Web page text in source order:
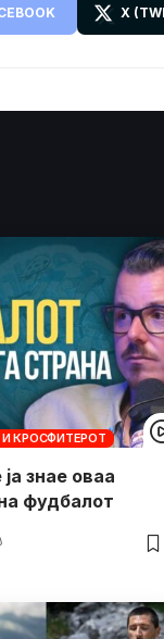
X
И КРОСФИТЕРОТ
ја знае оваа
фудбалот